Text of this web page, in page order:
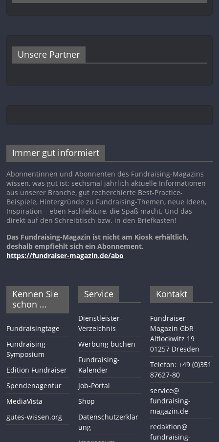
Unsere Partner
Immer gut informiert
Abonnentinnen und Abonnenten des Fundraising-Magazins
wissen, was gut ist: sechsmal jährlich aktuelle Informationen
aus unserer Branche, gut recherchierte Best-Practice-
Beispiele, Hintergründe zu Fundraising-Themen, neue Ideen,
Inspiration – eben Fachlektüre, die Spaß macht. Und das
direkt auf den Schreibtisch bzw. in den Briefkasten!
Das Fundraising-Magazin ist nicht am Kiosk erhältlich,
deshalb empfiehlt sich ein Abonnement.
https://fundraiser-magazin.de/abo
Kennen Sie
schon …
Fundraisingtage
Fundraising-
Symposium
Edition Fundraiser
Spendenagentur
MediaVista
gutes-wissen.org
Service
Dienstleister-
Verzeichnis
Werbung buchen
Fundraising-
Kalender
Job-Portal
Shop
Datenschutzerklär
ung
Kontakt
Fundraiser-
Magazin GbR
Altlockwitz 19
01257 Dresden
Telefon: +49 (0)351
87627-80
service@
fundraising-
magazin.de
redaktion@
fundraising-